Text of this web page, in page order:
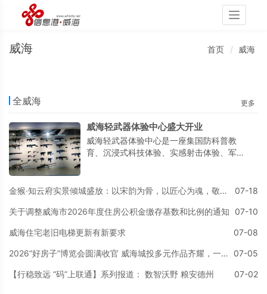
Toggle
威海 首页 威海
全威海 更多
威海轻武器体验中心盛大开业
威海轻武器体验中心是一座集国防科普教
育、沉浸式科技体验、实感射击体验、军事
金猴·知云府实景倾城盛放：以宋韵为骨，以匠心为魂，敬呈一席东方隐奢生活范本 07-18
关于调整威海市2026年度住房公积金缴存基数和比例的通知 07-10
威海住宅老旧电梯更新有新要求 07-08
2026“好房子”博览会圆满收官 威海城投多元作品齐耀，一中南项目瞩目全城 07-05
【行稳致远 “码”上联通】系列报道： 数智沃野 粮安德州 07-02